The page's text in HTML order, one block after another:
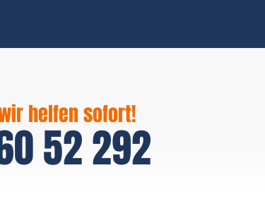
helfen sofort!
52 292